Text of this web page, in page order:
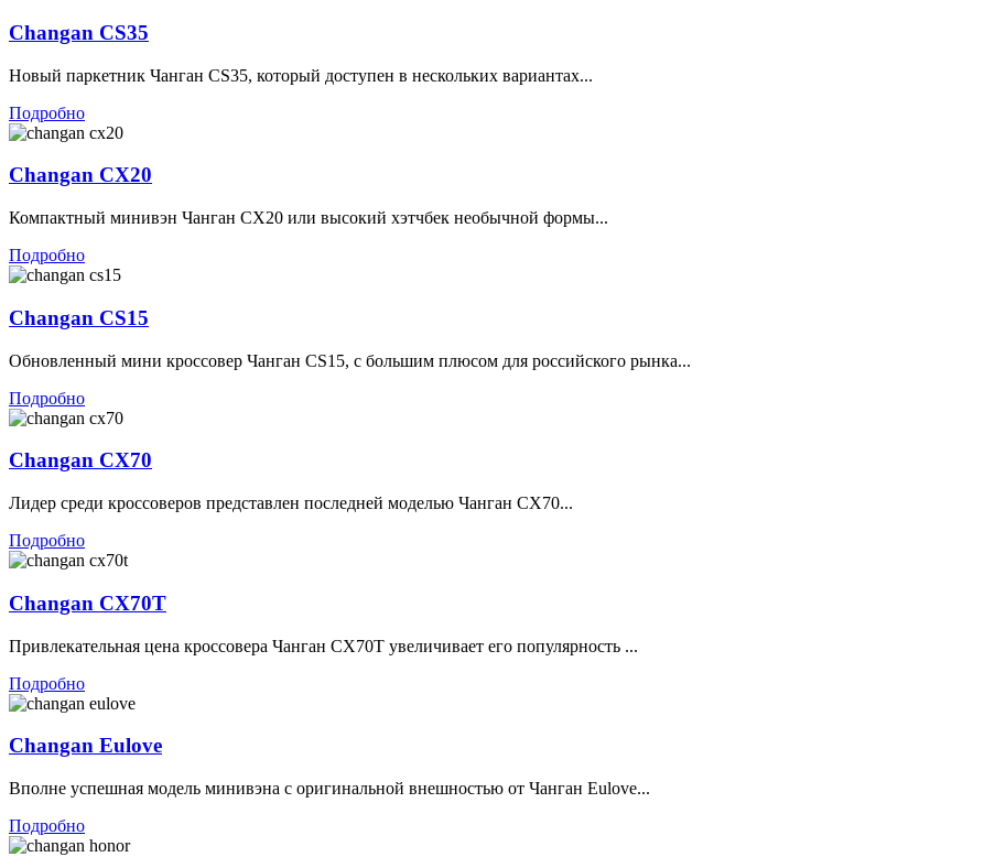
Changan CS35
Новый паркетник Чанган CS35, который доступен в нескольких вариантах...
Подробно
Changan CX20
Компактный минивэн Чанган CX20 или высокий хэтчбек необычной формы...
Подробно
Changan CS15
Обновленный мини кроссовер Чанган CS15, с большим плюсом для российского рынка...
Подробно
Changan CX70
Лидер среди кроссоверов представлен последней моделью Чанган CX70...
Подробно
Changan CX70T
Привлекательная цена кроссовера Чанган CX70T увеличивает его популярность ...
Подробно
Changan Eulove
Вполне успешная модель минивэна с оригинальной внешностью от Чанган Eulove...
Подробно